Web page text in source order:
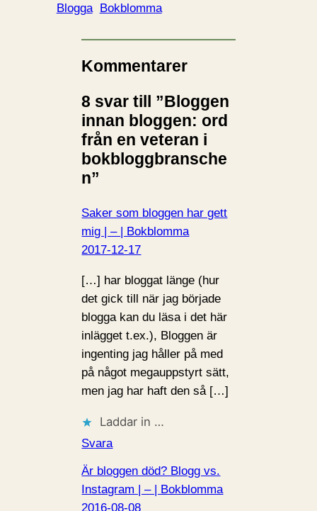
Blogga Bokblomma
Kommentarer
8 svar till ”Bloggen
innan bloggen: ord
från en veteran i
bokbloggbransche
n”
Saker som bloggen har gett
mig | – | Bokblomma
2017-12-17
[…] har bloggat länge (hur
det gick till när jag började
blogga kan du läsa i det här
inlägget t.ex.), Bloggen är
ingenting jag håller på med
på något megauppstyrt sätt,
men jag har haft den så […]
Laddar in …
Svara
Är bloggen död? Blogg vs.
Instagram | – | Bokblomma
2016-08-08